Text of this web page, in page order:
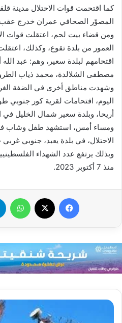
كما اقتحمت قوات الاحتلال مدينة
المصوّر الصحافي عمران خدرج عقب
ومن قضاء بيت لحم، اعتقلت قوات
اقتحامهم لبلدة سعير، وهم: عبد
مصطفى الشلالدة، محمد ذياب
وشهدت مناطق أخرى في الضفة
اليوم، اقتحامات لقرية كور جنوبي
أريحا، وبلدة سعير شمال الخليل في
ومساء أمس، استشهد طفل وشاب
الاحتلال، في بلدة يعبد، جنوبي
منذ 7 أكتوبر 2023.
فيسبوك